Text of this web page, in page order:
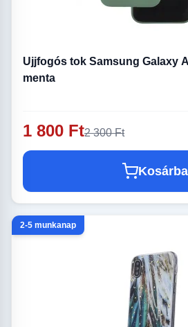
Ujjfogós tok Samsung Galaxy
menta
1 800 Ft2 300 Ft
Kosárba
2-5 munkanap